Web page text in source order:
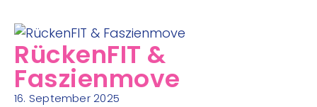
RückenFIT &
Faszienmove
16. September 2025